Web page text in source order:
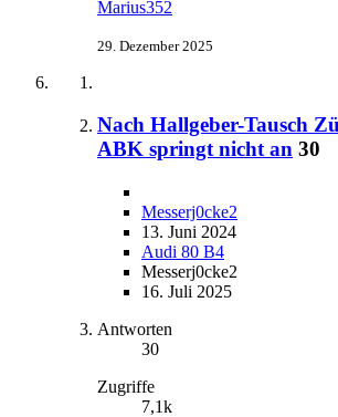
Marius352
29. Dezember 2025
Nach Hallgeber-Tausch
ABK springt nicht an 30
Messerj0cke2
13. Juni 2024
Audi 80 B4
Messerj0cke2
16. Juli 2025
Antworten
30
Zugriffe
7,1k